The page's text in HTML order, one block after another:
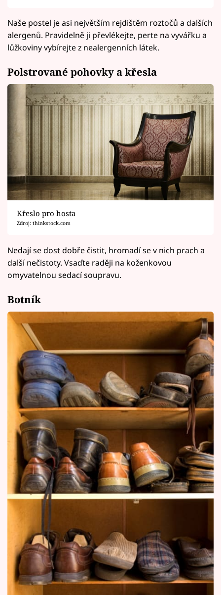
Naše postel je asi největším rejdištěm roztočů a dalších
alergenů. Pravidelně ji převlékejte, perte na vyvářku a
lůžkoviny vybírejte z nealergenních látek.
Polstrované pohovky a křesla
Křeslo pro hosta
Zdroj: thinkstock.com
Nedají se dost dobře čistit, hromadí se v nich prach a
další nečistoty. Vsaďte raději na koženkovou
omyvatelnou sedací soupravu.
Botník